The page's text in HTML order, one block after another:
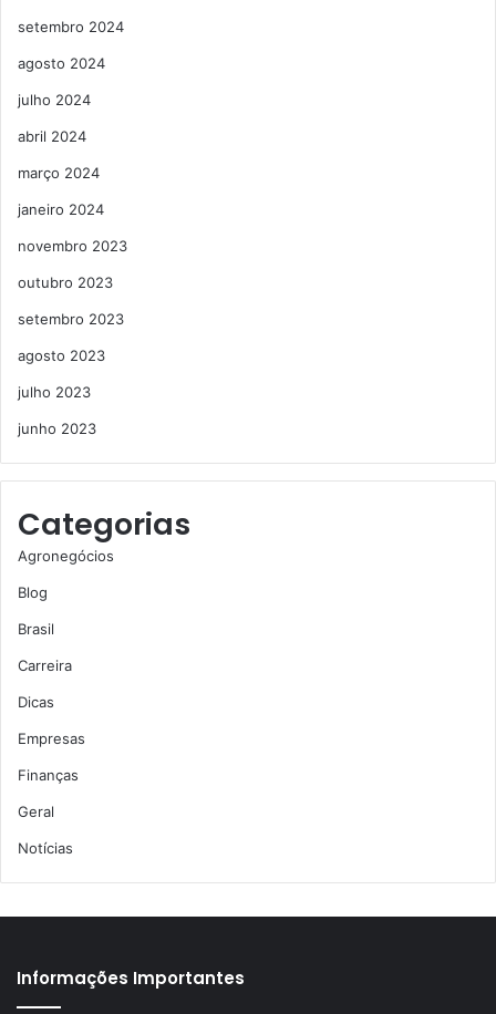
setembro 2024
agosto 2024
julho 2024
abril 2024
março 2024
janeiro 2024
novembro 2023
outubro 2023
setembro 2023
agosto 2023
julho 2023
junho 2023
Categorias
Agronegócios
Blog
Brasil
Carreira
Dicas
Empresas
Finanças
Geral
Notícias
Informações Importantes